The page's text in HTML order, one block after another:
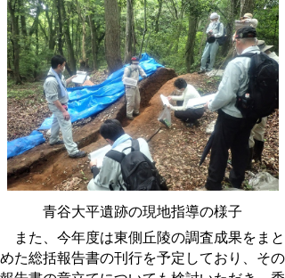
青谷大平遺跡の現地指導の様子
また、今年度は東側丘陵の調査成果をまと
めた総括報告書の刊行を予定しており、その